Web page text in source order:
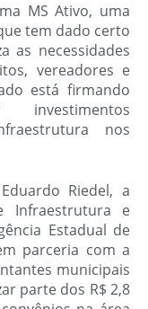
MS Ativo, uma
tem dado certo
as necessidades
vereadores e
está firmando
nos
Riedel, a
Infraestrutura e
Estadual de
parceria com a
municipais
parte dos R$ 2,8